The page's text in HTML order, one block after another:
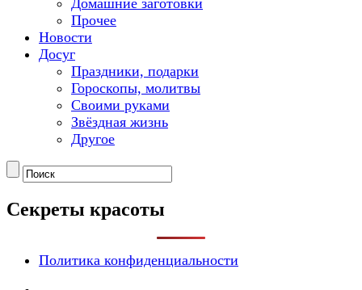
Домашние заготовки
Прочее
Новости
Досуг
Праздники, подарки
Гороскопы, молитвы
Своими руками
Звёздная жизнь
Другое
Секреты красоты
Политика конфиденциальности